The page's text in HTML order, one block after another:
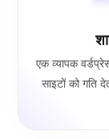
एक व्यापक
साइटों को गति